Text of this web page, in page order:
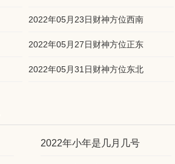
2022年05月23日财神方位西南
2022年05月27日财神方位正东
2022年05月31日财神方位东北
2022年小年是几月几号